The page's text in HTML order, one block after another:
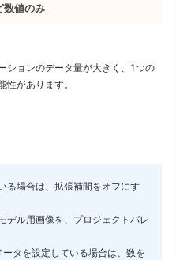
値のみ
ションのデータ量が大きく、1つの
があります。
る場合は、拡張補間をオフにす
デル用画像を、プロジェクトパレ
タを設定している場合は、数を